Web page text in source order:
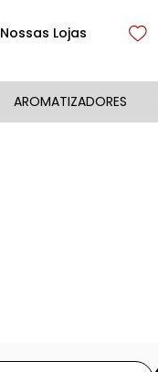
Nossas Lojas
AROMATIZADORES